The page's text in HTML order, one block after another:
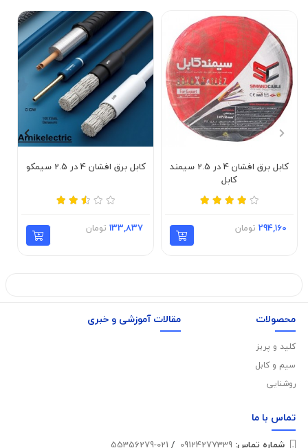
کابل برق افشان 4 در 2.5 سیمند
کابل
294,160 تومان
کابل برق افشان 4 در 2.5 سیمکو
133,837 تومان
محصولات
کلید و پریز
سیم و کابل
روشنایی
مقالات آموزشی و خبری
تماس با ما
شماره تماس‌: /
021-55356279